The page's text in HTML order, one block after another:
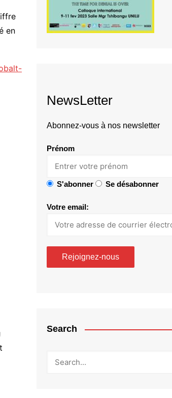
en
NewsLetter
Abonnez-vous à nos newsletter
Prénom
S'abonner Se désabonner
Votre email:
Search